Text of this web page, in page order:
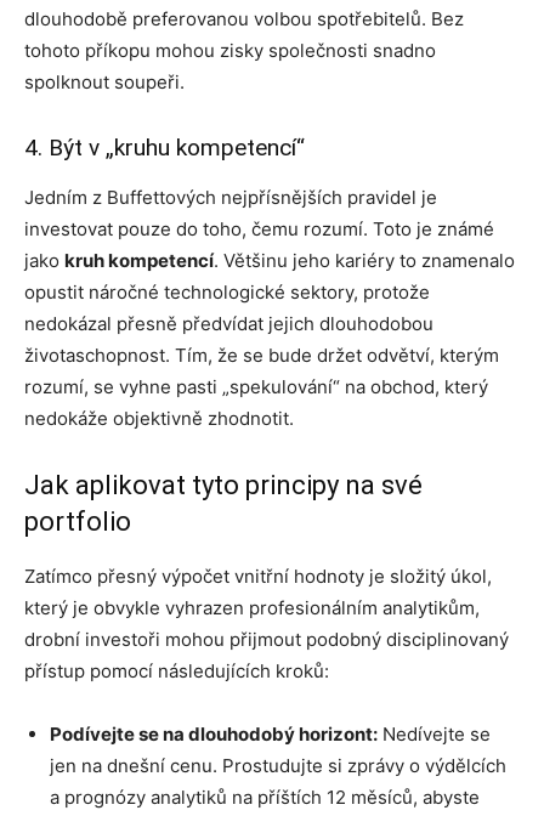
dlouhodobě preferovanou volbou spotřebitelů. Bez
tohoto příkopu mohou zisky společnosti snadno
spolknout soupeři.
4. Být v „kruhu kompetencí“
Jedním z Buffettových nejpřísnějších pravidel je
investovat pouze do toho, čemu rozumí. Toto je známé
jako kruh kompetencí. Většinu jeho kariéry to znamenalo
opustit náročné technologické sektory, protože
nedokázal přesně předvídat jejich dlouhodobou
životaschopnost. Tím, že se bude držet odvětví, kterým
rozumí, se vyhne pasti „spekulování“ na obchod, který
nedokáže objektivně zhodnotit.
Jak aplikovat tyto principy na své
portfolio
Zatímco přesný výpočet vnitřní hodnoty je složitý úkol,
který je obvykle vyhrazen profesionálním analytikům,
drobní investoři mohou přijmout podobný disciplinovaný
přístup pomocí následujících kroků:
Podívejte se na dlouhodobý horizont: Nedívejte se
jen na dnešní cenu. Prostudujte si zprávy o výdělcích
a prognózy analytiků na příštích 12 měsíců, abyste